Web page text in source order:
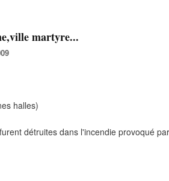
martyre...
halles)
détruites dans l'incendie provoqué